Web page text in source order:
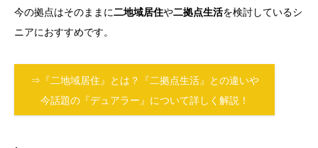
今の拠点はそのままに二地域居住や二拠点生活を検討しているシ
ニアにおすすめです。
⇒『二地域居住』とは？『二拠点生活』との違いや
今話題の『デュアラー』について詳しく解説！